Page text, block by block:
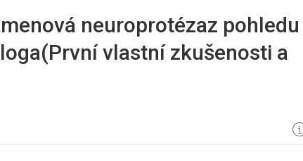
neuroprotézaz pohledu
vlastní zkušenosti a